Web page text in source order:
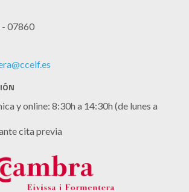
- 07860
y online: 8:30h a 14:30h (de lunes a
cita previa